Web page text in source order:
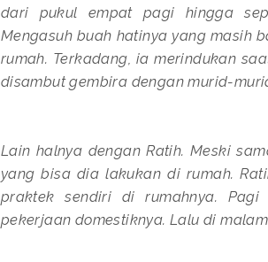
dari pukul empat pagi hingga
Mengasuh buah hatinya yang masih
rumah. Terkadang, ia merindukan
disambut gembira dengan murid-
Lain halnya dengan Ratih. Meski
yang bisa dia lakukan di rumah.
praktek sendiri di rumahnya. Pagi
pekerjaan domestiknya. Lalu di